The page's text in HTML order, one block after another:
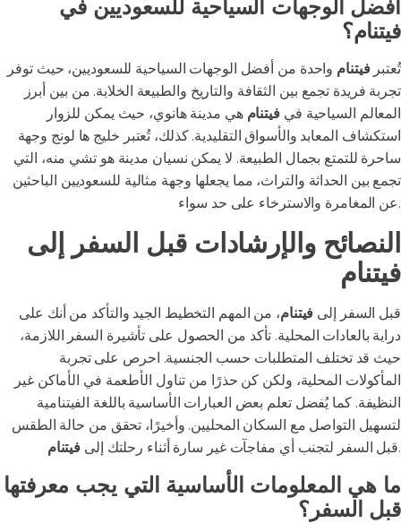
أفضل الوجهات السياحية للسعوديين في
فيتنام؟
تُعتبر فيتنام واحدة من أفضل الوجهات السياحية للسعوديين، حيث توفر
تجربة فريدة تجمع بين الثقافة والتاريخ والطبيعة الخلابة. من بين أبرز
المعالم السياحية في فيتنام هي مدينة هانوي، حيث يمكن للزوار
استكشاف المعابد والأسواق التقليدية. كذلك، تُعتبر خليج ها لونج وجهة
ساحرة للتمتع بجمال الطبيعة. لا يمكن نسيان مدينة هو تشي منه، التي
تجمع بين الحداثة والتراث، مما يجعلها وجهة مثالية للسعوديين الباحثين
عن المغامرة والاسترخاء على حد سواء.
النصائح والإرشادات قبل السفر إلى
فيتنام
قبل السفر إلى فيتنام، من المهم التخطيط الجيد والتأكد من أنك على
دراية بالعادات المحلية. تأكد من الحصول على تأشيرة السفر اللازمة،
حيث قد تختلف المتطلبات حسب الجنسية. احرص على تجربة
المأكولات المحلية، ولكن كن حذرًا من تناول الأطعمة في الأماكن غير
النظيفة. كما يُفضل تعلم بعض العبارات الأساسية باللغة الفيتنامية
لتسهيل التواصل مع السكان المحليين. وأخيرًا، تحقق من حالة الطقس
قبل السفر لتجنب أي مفاجآت غير سارة أثناء رحلتك إلى فيتنام .
ما هي المعلومات الأساسية التي يجب معرفتها
قبل السفر؟